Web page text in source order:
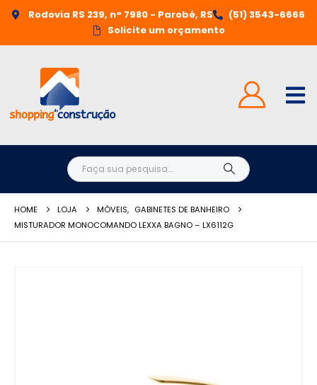
Rodovia RS 239, n° 7980 - Parobé, RS
(51) 3543-6666
Solicite um orçamento
HOME LOJA MÓVEIS, GABINETES DE BANHEIRO
MISTURADOR MONOCOMANDO LEXXA BAGNO – LX6112G